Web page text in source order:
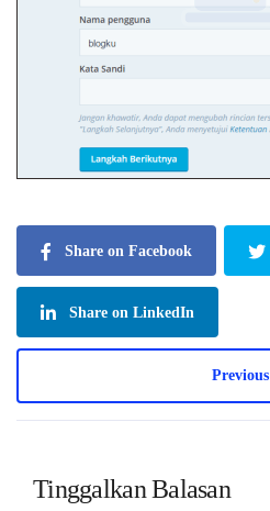
Share on Facebook
Share on LinkedIn
Previous
Tinggalkan Balasan